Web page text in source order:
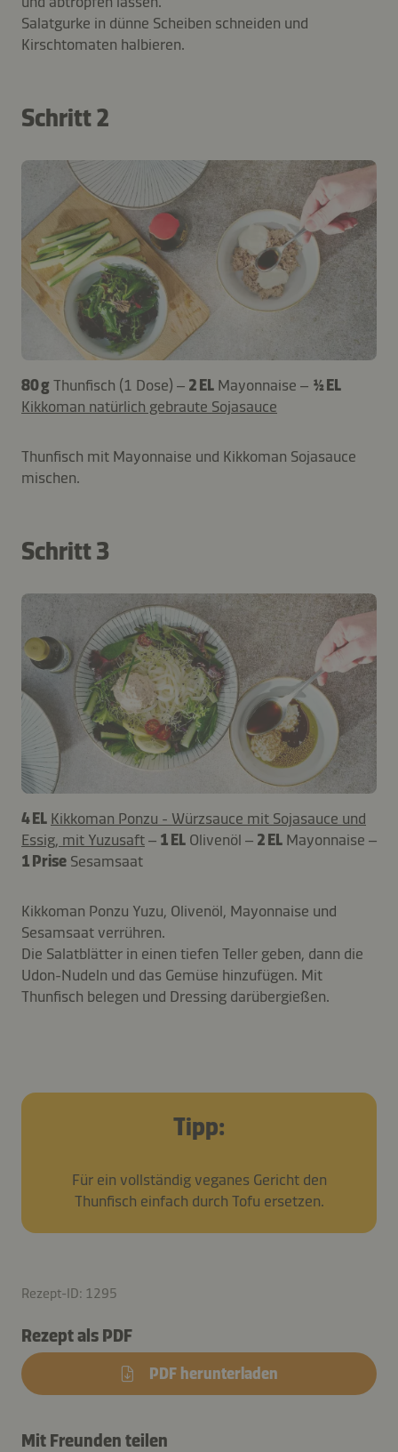
Salatgurke in dünne Scheiben schneiden und
Kirschtomaten halbieren.
Schritt 2
80 gThunfisch (1 Dose) – 2 EL Mayonnaise – ½ EL
Kikkoman natürlich gebraute Sojasauce
Thunfisch mit Mayonnaise und Kikkoman Sojasauce
mischen.
Schritt 3
4 EL Kikkoman Ponzu - Würzsauce mit Sojasauce und
Essig, mit Yuzusaft– 1 EL Olivenöl – 2 EL Mayonnaise –
1 Prise Sesamsaat
Kikkoman Ponzu Yuzu, Olivenöl, Mayonnaise und
Sesamsaat verrühren.
Die Salatblätter in einen tiefen Teller geben, dann die
Udon-Nudeln und das Gemüse hinzufügen. Mit
Thunfisch belegen und Dressing darübergießen.
Tipp:
Für ein vollständig veganes Gericht den
Thunfisch einfach durch Tofu ersetzen.
Rezept-ID: 1295
Rezept als PDF
PDF herunterladen
Mit Freunden teilen